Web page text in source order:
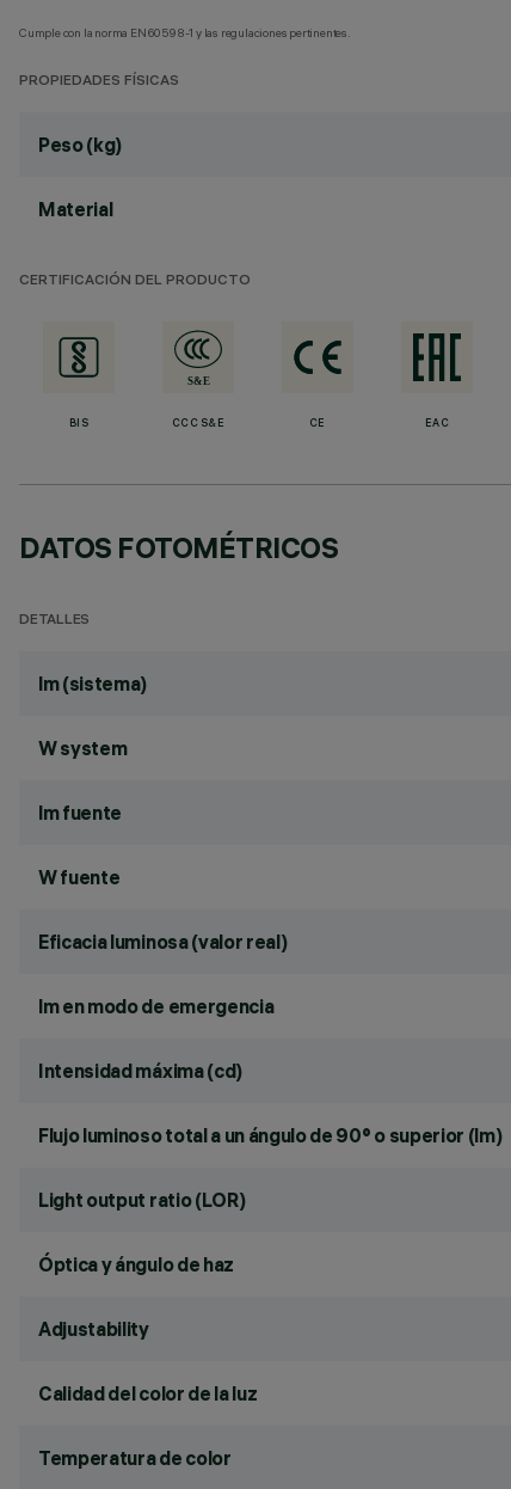
Cumple con la norma EN60598-1 y las regulaciones pertinentes.
PROPIEDADES FÍSICAS
Peso (kg)
Material
CERTIFICACIÓN DEL PRODUCTO
BIS CCC S&E CE EAC
DATOS FOTOMÉTRICOS
DETALLES
lm (sistema)
W system
lm fuente
W fuente
Eficacia luminosa (valor real)
lm en modo de emergencia
Intensidad máxima (cd)
Flujo luminoso total a un ángulo de 90° o superior (lm)
Light output ratio (LOR)
Óptica y ángulo de haz
Adjustability
Calidad del color de la luz
Temperatura de color